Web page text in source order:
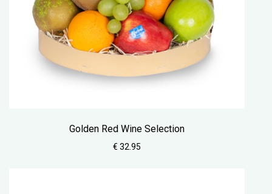
Golden Red Wine Selection
€ 32.95